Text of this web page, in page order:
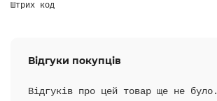
Штрих код
Відгуки покупців
Відгуків про цей товар ще не було.